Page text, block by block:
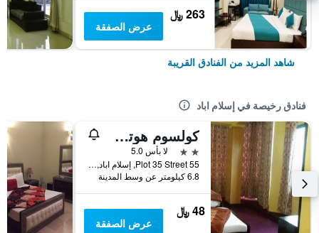
263 ﷼
عرض الصفقة
شاهد المزيد من الفنادق القريبة
فنادق رخيصة في إسلام اباد
كولسوم هوتل إسلاماباد
2 نجمتين
لا بأس 5.0
Plot 35 Street 55, إسلام اباد, باكستان
6.8 كيلومتر عن وسط المدينة
48 ﷼
عرض الصفقة